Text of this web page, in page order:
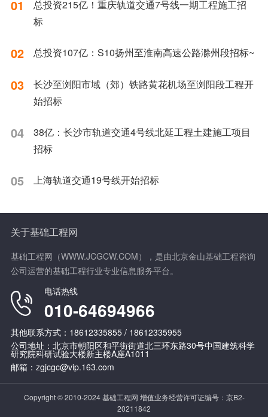
01
总投资215亿！重庆轨道交通7号线一期工程施工招
标
02 总投资107亿：S10扬州至淮南高速公路滁州段招标~
03
长沙至浏阳市域（郊）铁路黄花机场至浏阳段工程开
始招标
04
38亿：长沙市轨道交通4号线北延工程土建施工项目
招标
05 上海轨道交通19号线开始招标
关于基础工程网
基础工程网（WWW.JCGCW.COM），是由北京金山基础工程咨询
公司运营的基础工程行业专业信息服务平台。
电话热线
010-64694966
其他联系方式：18612335855 / 18612335955
公司地址：北京市朝阳区和平街街道北三环东路30号中国建筑科学
研究院科研试验大楼新主楼A座A1011
邮箱：zgjcgc@vip.163.com
Copyright © 2010-2024 基础工程网 增值业务经营许可证编号： 京B2-
20211842